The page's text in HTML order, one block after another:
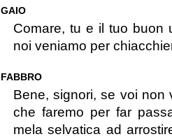
GAIO
Comare, tu e il tuo buon
noi veniamo per
FABBRO
Bene, signori, se voi non
che faremo per far
mela selvatica ad